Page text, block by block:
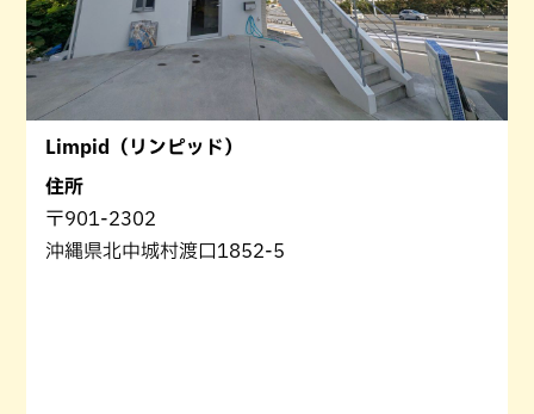
Limpid（リンピッド）
住所
〒901-2302
沖縄県北中城村渡口1852-5